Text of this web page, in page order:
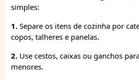
simples:
1. Separe os itens de cozinha por
copos, talheres e panelas.
2. Use cestos, caixas ou ganchos
menores.